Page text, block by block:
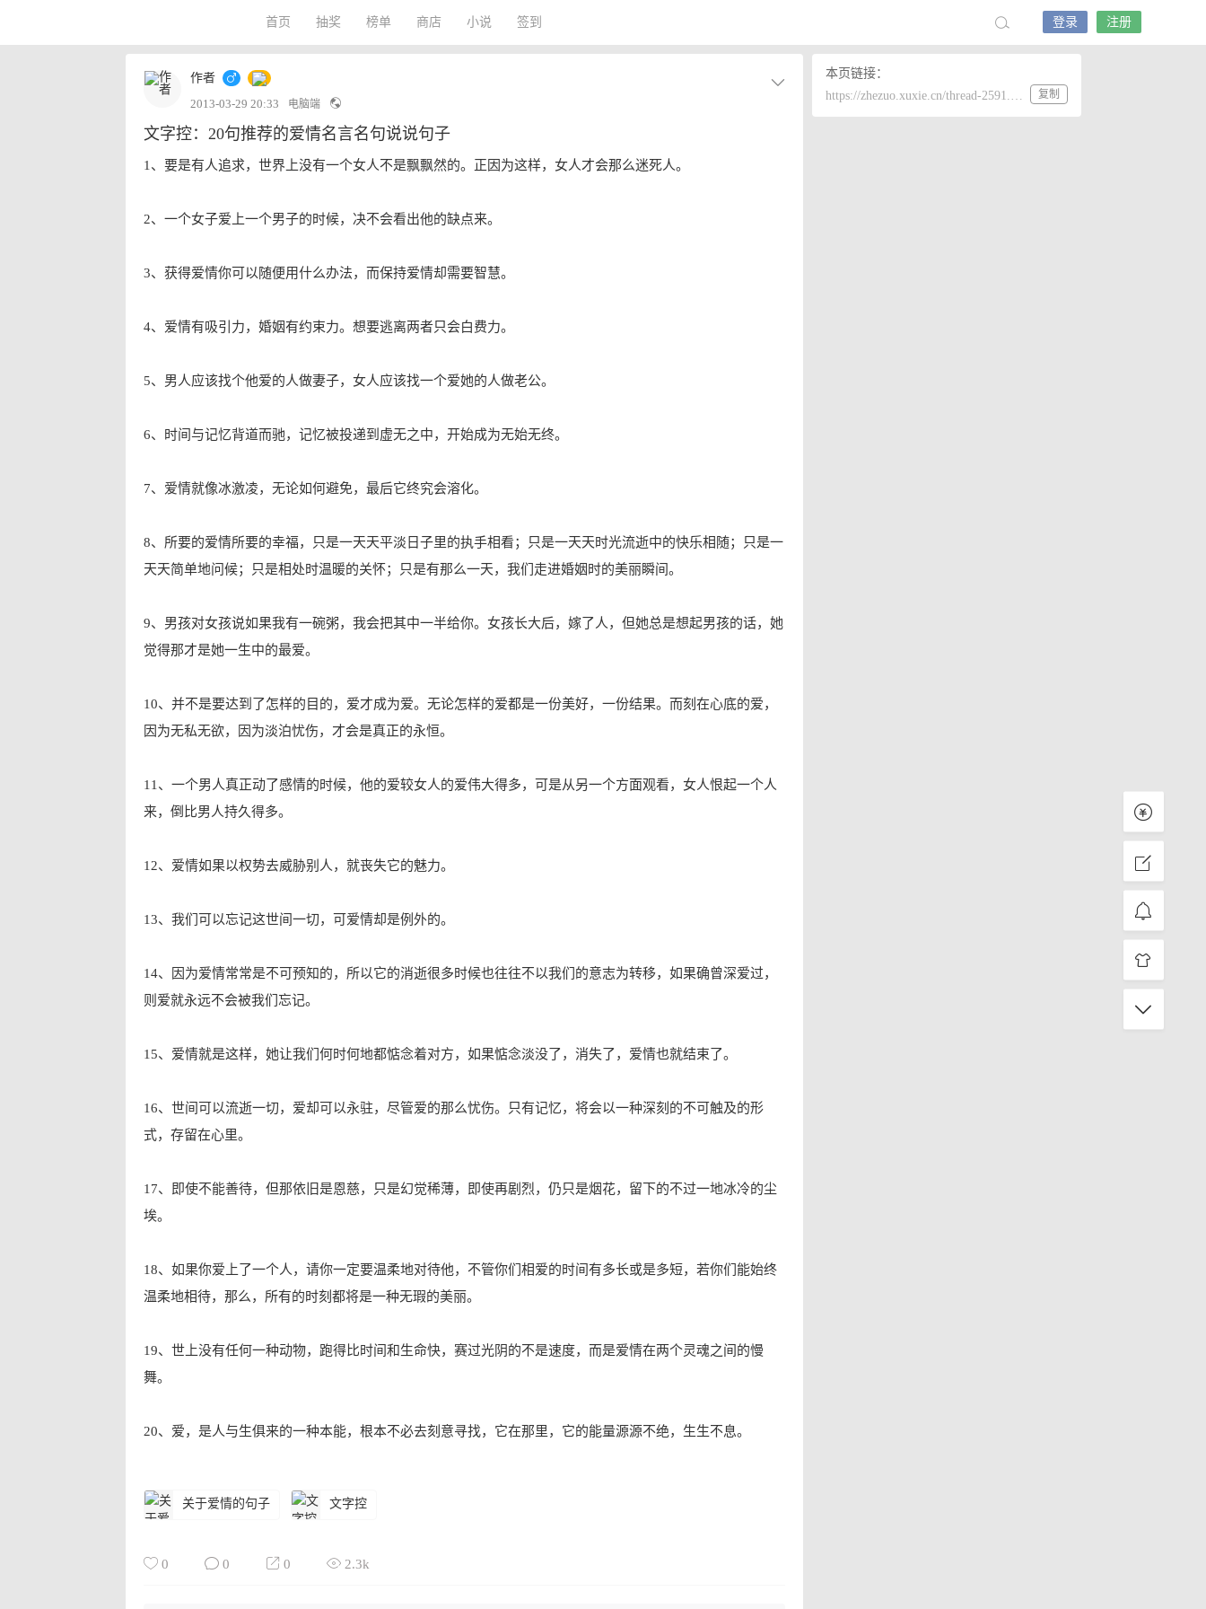
首页 抽奖 榜单 商店 小说 签到 登录 注册
作者
2013-03-29 20:33
电脑端
文字控：20句推荐的爱情名言名句说说句子
1、要是有人追求，世界上没有一个女人不是飘飘然的。正因为这样，女人才会那么迷死人。
2、一个女子爱上一个男子的时候，决不会看出他的缺点来。
3、获得爱情你可以随便用什么办法，而保持爱情却需要智慧。
4、爱情有吸引力，婚姻有约束力。想要逃离两者只会白费力。
5、男人应该找个他爱的人做妻子，女人应该找一个爱她的人做老公。
6、时间与记忆背道而驰，记忆被投递到虚无之中，开始成为无始无终。
7、爱情就像冰激凌，无论如何避免，最后它终究会溶化。
8、所要的爱情所要的幸福，只是一天天平淡日子里的执手相看；只是一天天时光流逝中的快乐相随；只是一
天天简单地问候；只是相处时温暖的关怀；只是有那么一天，我们走进婚姻时的美丽瞬间。
9、男孩对女孩说如果我有一碗粥，我会把其中一半给你。女孩长大后，嫁了人，但她总是想起男孩的话，她
觉得那才是她一生中的最爱。
10、并不是要达到了怎样的目的，爱才成为爱。无论怎样的爱都是一份美好，一份结果。而刻在心底的爱，
因为无私无欲，因为淡泊忧伤，才会是真正的永恒。
11、一个男人真正动了感情的时候，他的爱较女人的爱伟大得多，可是从另一个方面观看，女人恨起一个人
来，倒比男人持久得多。
12、爱情如果以权势去威胁别人，就丧失它的魅力。
13、我们可以忘记这世间一切，可爱情却是例外的。
14、因为爱情常常是不可预知的，所以它的消逝很多时候也往往不以我们的意志为转移，如果确曾深爱过，
则爱就永远不会被我们忘记。
15、爱情就是这样，她让我们何时何地都惦念着对方，如果惦念淡没了，消失了，爱情也就结束了。
16、世间可以流逝一切，爱却可以永驻，尽管爱的那么忧伤。只有记忆，将会以一种深刻的不可触及的形
式，存留在心里。
17、即使不能善待，但那依旧是恩慈，只是幻觉稀薄，即使再剧烈，仍只是烟花，留下的不过一地冰冷的尘
埃。
18、如果你爱上了一个人，请你一定要温柔地对待他，不管你们相爱的时间有多长或是多短，若你们能始终
温柔地相待，那么，所有的时刻都将是一种无瑕的美丽。
19、世上没有任何一种动物，跑得比时间和生命快，赛过光阴的不是速度，而是爱情在两个灵魂之间的慢
舞。
20、爱，是人与生俱来的一种本能，根本不必去刻意寻找，它在那里，它的能量源源不绝，生生不息。
关于爱情的句子 文字控
0 0 0 2.3k
本页链接：
https://zhezuo.xuxie.cn/thread-2591.htm
复制